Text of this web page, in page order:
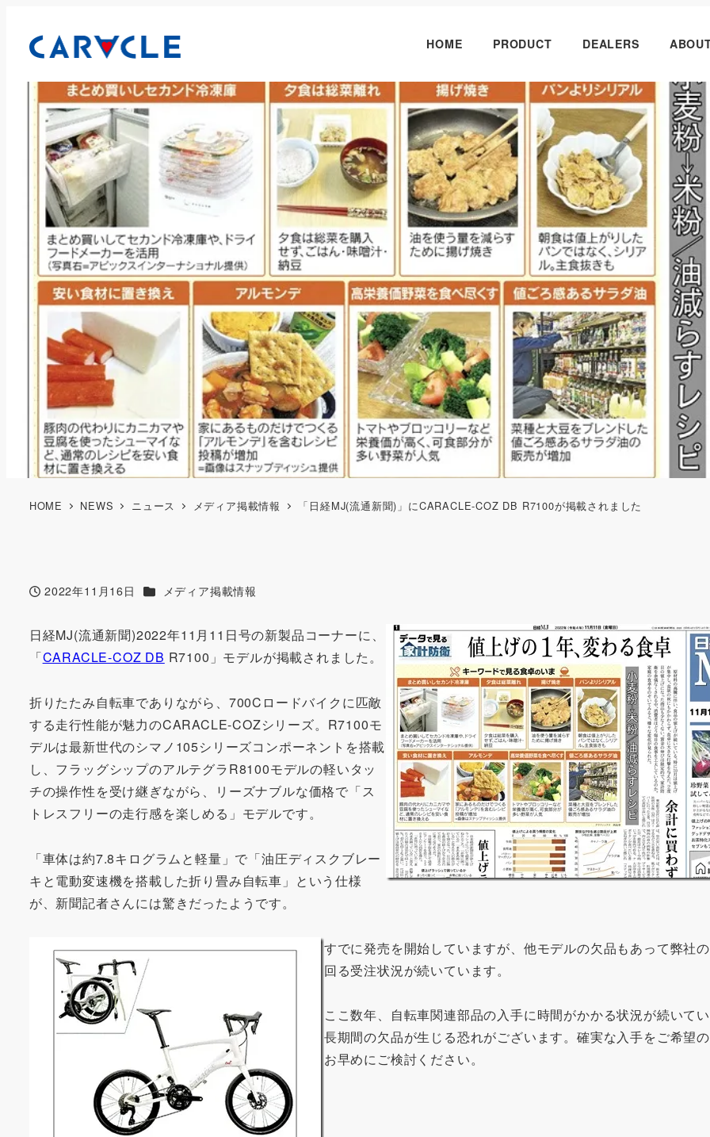
HOME PRODUCT DEALERS
HOME NEWS ニュース メディア掲載情報 「日経MJ(流通新聞)」にCARACLE-COZ DB R7100が掲載されました
投稿日
2022年11月16日 カテゴリー
メディア掲載情報
日経MJ(流通新聞)2022年11月11日号の新製品コーナーに、
「CARACLE-COZ DB R7100」モデルが掲載されました。
折りたたみ自転車でありながら、700Cロードバイクに匹敵
する走行性能が魅力のCARACLE-COZシリーズ。R7100モ
デルは最新世代のシマノ105シリーズコンポーネントを搭載
し、フラッグシップのアルテグラR8100モデルの軽いタッ
チの操作性を受け継ぎながら、リーズナブルな価格で「ス
トレスフリーの走行感を楽しめる」モデルです。
「車体は約7.8キログラムと軽量」で「油圧ディスクブレー
キと電動変速機を搭載した折り畳み自転車」という仕様
が、新聞記者さんには驚きだったようです。
すでに発売を開始していますが、他モデルの欠品もあって弊社
回る受注状況が続いています。
ここ数年、自転車関連部品の入手に時間がかかる状況が続いて
長期間の欠品が生じる恐れがございます。確実な入手をご希望
お早めにご検討ください。